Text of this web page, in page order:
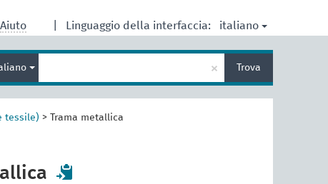
Linguaggio della interfaccia: italiano
Aiuto
termine
per
la
× Trova
tessile) > Trama metallica